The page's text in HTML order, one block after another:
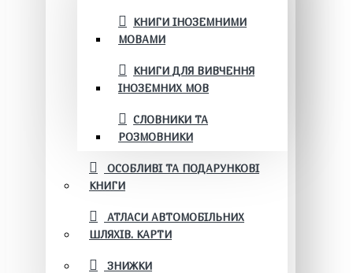
КНИГИ ІНОЗЕМНИМИ
МОВАМИ
КНИГИ ДЛЯ ВИВЧЕННЯ
ІНОЗЕМНИХ МОВ
СЛОВНИКИ ТА
РОЗМОВНИКИ
ОСОБЛИВІ ТА ПОДАРУНКОВІ
КНИГИ
АТЛАСИ АВТОМОБІЛЬНИХ
ШЛЯХІВ. КАРТИ
ЗНИЖКИ